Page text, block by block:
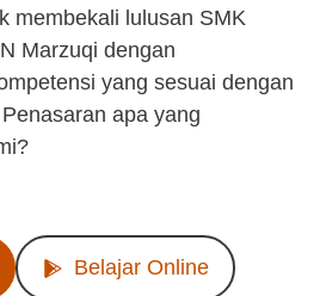
membekali lulusan SMK
Marzuqi dengan
yang sesuai dengan
apa yang
Belajar Online